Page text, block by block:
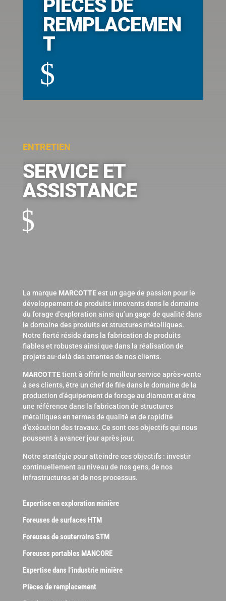
PIÈCES DE
REMPLACEMEN
T
$
ENTRETIEN
SERVICE ET
ASSISTANCE
$
La marque MARCOTTEest un gage de passion pour le
développement de produits innovants dans le domaine
du forage d’exploration ainsi qu’un gage de qualité dans
le domaine des produits et structures métalliques.
Notre fierté réside dans la fabrication de produits
fiables et robustes ainsi que dans la réalisation de
projets au-delà des attentes de nos clients.
MARCOTTEtient à offrir le meilleur service après-vente
à ses clients, être un chef de file dans le domaine de la
production d’équipement de forage au diamant et être
une référence dans la fabrication de structures
métalliques en termes de qualité et de rapidité
d’exécution des travaux. Ce sont ces objectifs qui nous
poussent à avancer jour après jour.
Notre stratégie pour atteindre ces objectifs : investir
continuellement au niveau de nos gens, de nos
infrastructures et de nos processus.
Expertise en exploration minière
Foreuses de surfaces HTM
Foreuses de souterrains STM
Foreuses portables MANCORE
Expertise dans l’industrie minière
Pièces de remplacement